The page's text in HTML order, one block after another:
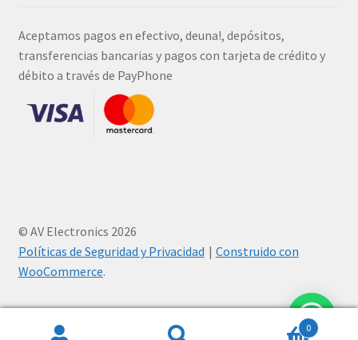
Aceptamos pagos en efectivo, deuna!, depósitos,
transferencias bancarias y pagos con tarjeta de crédito y
débito a través de PayPhone
© AV Electronics 2026
Políticas de Seguridad y Privacidad
Construido con
WooCommerce.
0